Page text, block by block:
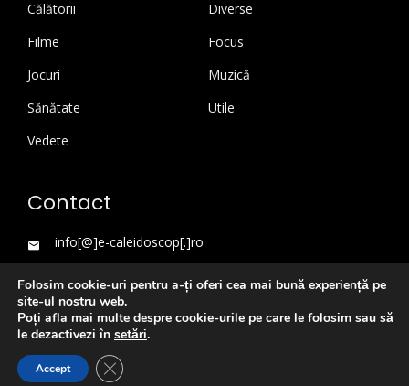
Călătorii
Diverse
Filme
Focus
Jocuri
Muzică
Sănătate
Utile
Vedete
Contact
info[@]e-caleidoscop[.]ro
WordPress Theme
Folosim cookie-uri pentru a-ți oferi cea mai bună experiență pe
site-ul nostru web.
Poți afla mai multe despre cookie-urile pe care le folosim sau să
le dezactivezi în setări.
Accept Close GDPR Cookie Banner